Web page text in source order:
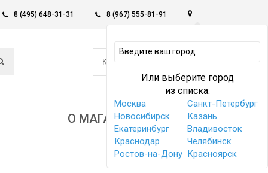
8 (495) 648-31-31 8 (967) 555-81-91
Или выберите город
из списка:
Москва
Санкт-Петербург
Новосибирск
Казань
Екатеринбург
Владивосток
Краснодар
Челябинск
Ростов-на-Дону Красноярск
КОРЗИНА -
0
О МАГАЗИНЕ